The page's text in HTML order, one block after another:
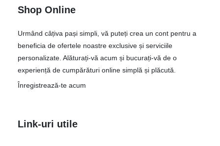
Shop Online
Urmând câțiva pași simpli, vă puteți crea un cont pentru a
beneficia de ofertele noastre exclusive și serviciile
personalizate. Alăturați-vă acum și bucurați-vă de o
experiență de cumpărături online simplă și plăcută.
Înregistrează-te acum
Link-uri utile